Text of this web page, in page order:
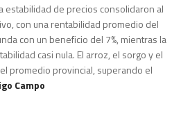
estabilidad de precios consolidaron al
con una rentabilidad promedio del
con un beneficio del 7%, mientras la
casi nula. El arroz, el sorgo y el
promedio provincial, superando el
Campo